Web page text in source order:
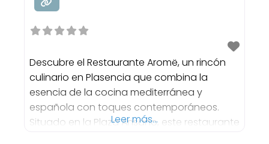
Descubre el Restaurante Aromë, un rincón
culinario en Plasencia que combina la
esencia de la cocina mediterránea y
española con toques contemporáneos.
Situado en la Plaza Ansano, este restaurante
Leer más...